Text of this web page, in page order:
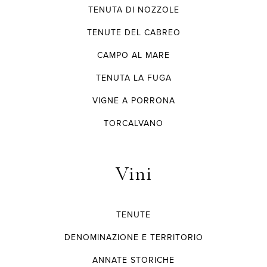
TENUTA DI NOZZOLE
TENUTE DEL CABREO
CAMPO AL MARE
TENUTA LA FUGA
VIGNE A PORRONA
TORCALVANO
Vini
TENUTE
DENOMINAZIONE E TERRITORIO
ANNATE STORICHE